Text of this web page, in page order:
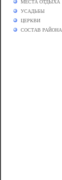
МЕСТА ОТДЫХА
УСАДЬБЫ
ЦЕРКВИ
СОСТАВ РАЙОНА